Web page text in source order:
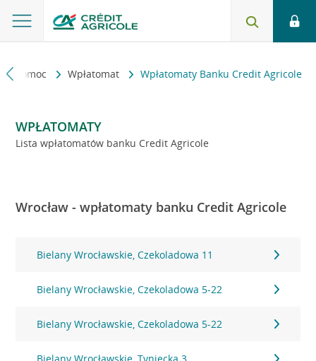
i pomoc Wpłatomat Wpłatomaty Banku Credit Agricole
WPŁATOMATY
Lista wpłatomatów banku Credit Agricole
Wrocław - wpłatomaty banku Credit Agricole
Bielany Wrocławskie, Czekoladowa 11
Bielany Wrocławskie, Czekoladowa 5-22
Bielany Wrocławskie, Czekoladowa 5-22